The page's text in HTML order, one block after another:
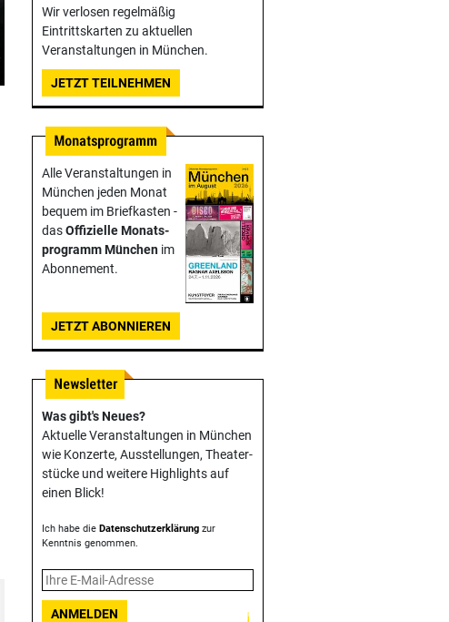
Wir verlosen regelmäßig
Eintrittskarten zu aktuellen
Veranstaltungen in München.
JETZT TEILNEHMEN
Alle Veranstaltungen in
München jeden Monat
bequem im Briefkasten -
dasOffizielle Monats­
programm München im
Abonnement.
JETZT ABONNIEREN
Was gibt's Neues?
Aktuelle Veranstaltungen in München
wie Konzerte, Ausstellungen, Theater­
stücke und weitere Highlights auf
einen Blick!
Ich habe die Datenschutzerklärung zur
Kenntnis genommen.
ANMELDEN